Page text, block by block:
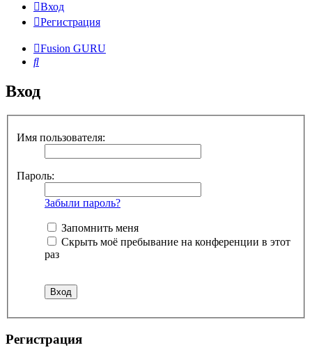
Вход
Регистрация
Fusion GURU
Поиск
Вход
Имя пользователя:
Пароль:
Забыли пароль?
Запомнить меня
Скрыть моё пребывание на конференции в этот
раз
Регистрация